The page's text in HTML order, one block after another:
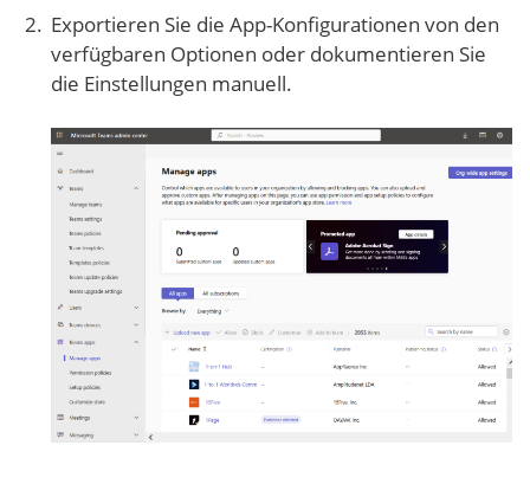
Exportieren Sie die App-Konfigurationen von den
verfügbaren Optionen oder dokumentieren Sie
die Einstellungen manuell.